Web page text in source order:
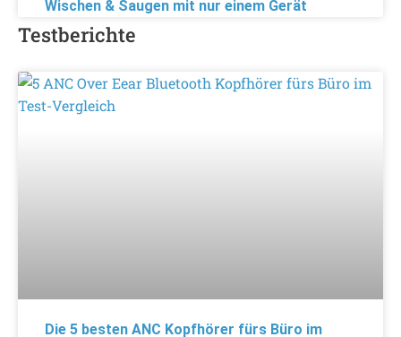
Wischen & Saugen mit nur einem Gerät
Testberichte
Die 5 besten ANC Kopfhörer fürs Büro im